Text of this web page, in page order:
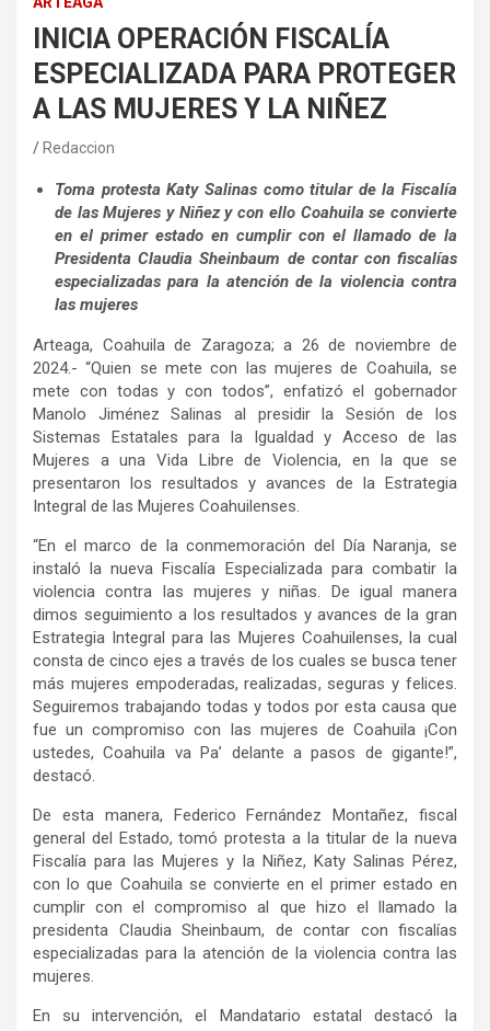
INICIA OPERACIÓN FISCALÍA
ESPECIALIZADA PARA PROTEGER
A LAS MUJERES Y LA NIÑEZ
Redaccion
Toma protesta Katy Salinas como titular de la Fiscalía
de las Mujeres y Niñez y con ello Coahuila se convierte
en el primer estado en cumplir con el llamado de la
Presidenta Claudia Sheinbaum de contar con fiscalías
especializadas para la atención de la violencia contra
las mujeres
Arteaga, Coahuila de Zaragoza; a 26 de noviembre de
2024.- “Quien se mete con las mujeres de Coahuila, se
mete con todas y con todos”, enfatizó el gobernador
Manolo Jiménez Salinas al presidir la Sesión de los
Sistemas Estatales para la Igualdad y Acceso de las
Mujeres a una Vida Libre de Violencia, en la que se
presentaron los resultados y avances de la Estrategia
Integral de las Mujeres Coahuilenses.
“En el marco de la conmemoración del Día Naranja, se
instaló la nueva Fiscalía Especializada para combatir la
violencia contra las mujeres y niñas. De igual manera
dimos seguimiento a los resultados y avances de la gran
Estrategia Integral para las Mujeres Coahuilenses, la cual
consta de cinco ejes a través de los cuales se busca tener
más mujeres empoderadas, realizadas, seguras y felices.
Seguiremos trabajando todas y todos por esta causa que
fue un compromiso con las mujeres de Coahuila ¡Con
ustedes, Coahuila va Pa’ delante a pasos de gigante!”,
destacó.
De esta manera, Federico Fernández Montañez, fiscal
general del Estado, tomó protesta a la titular de la nueva
Fiscalía para las Mujeres y la Niñez, Katy Salinas Pérez,
con lo que Coahuila se convierte en el primer estado en
cumplir con el compromiso al que hizo el llamado la
presidenta Claudia Sheinbaum, de contar con fiscalías
especializadas para la atención de la violencia contra las
mujeres.
En su intervención, el Mandatario estatal destacó la